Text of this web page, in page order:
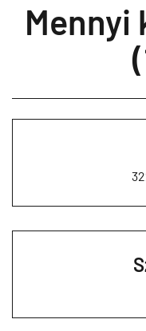
Mennyi